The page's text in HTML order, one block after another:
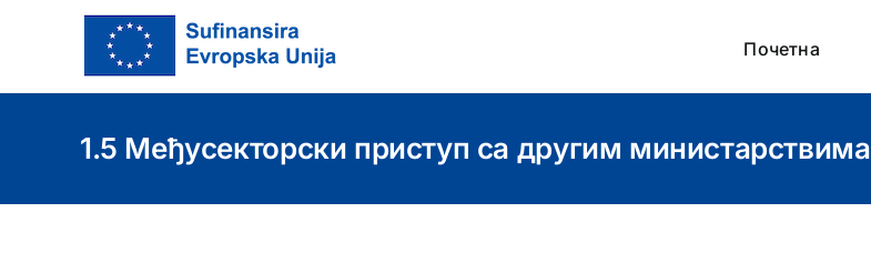
Почетна
1.5 Међусекторски приступ са другим министарствима